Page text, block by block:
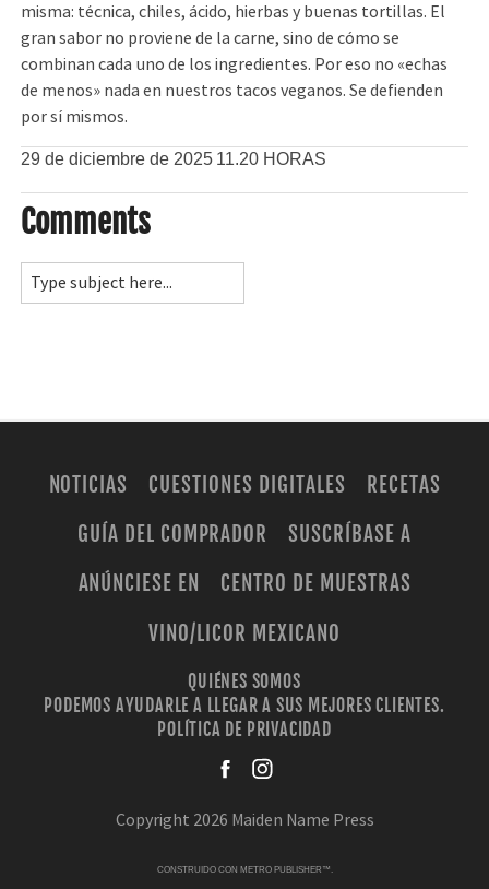
misma: técnica, chiles, ácido, hierbas y buenas tortillas. El
gran sabor no proviene de la carne, sino de cómo se
combinan cada uno de los ingredientes. Por eso no «echas
de menos» nada en nuestros tacos veganos. Se defienden
por sí mismos.
29 de diciembre de 2025 11.20 HORAS
Comments
NOTICIAS CUESTIONES DIGITALES
RECETAS
GUÍA DEL COMPRADOR
SUSCRÍBASE A
ANÚNCIESE EN
CENTRO DE MUESTRAS
VINO/LICOR MEXICANO
QUIÉNES SOMOS
PODEMOS AYUDARLE A LLEGAR A SUS MEJORES CLIENTES.
POLÍTICA DE PRIVACIDAD
Copyright 2026 Maiden Name Press
CONSTRUIDO CON METRO PUBLISHER™.